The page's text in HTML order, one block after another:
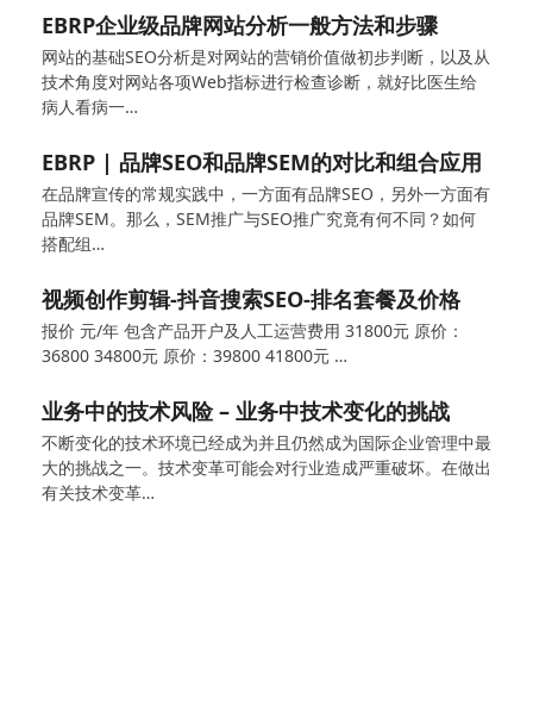
EBRP企业级品牌网站分析一般方法和步骤
网站的基础SEO分析是对网站的营销价值做初步判断，以及从
技术角度对网站各项Web指标进行检查诊断，就好比医生给
病人看病一…
EBRP | 品牌SEO和品牌SEM的对比和组合应用
在品牌宣传的常规实践中，一方面有品牌SEO，另外一方面有
品牌SEM。那么，SEM推广与SEO推广究竟有何不同？如何
搭配组…
视频创作剪辑-抖音搜索SEO-排名套餐及价格
报价 元/年 包含产品开户及人工运营费用 31800元 原价：
36800 34800元 原价：39800 41800元 …
业务中的技术风险 – 业务中技术变化的挑战
不断变化的技术环境已经成为并且仍然成为国际企业管理中最
大的挑战之一。技术变革可能会对行业造成严重破坏。在做出
有关技术变革…